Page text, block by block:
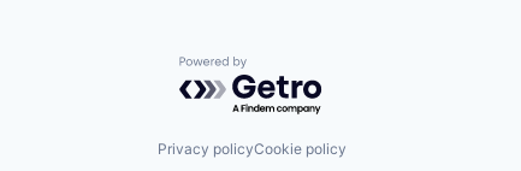
Powered by Getro.com
Privacy policyCookie policy